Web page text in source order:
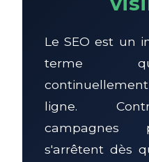
Le SEO est un
terme
ligne.
campagnes
s'arrêtent dès